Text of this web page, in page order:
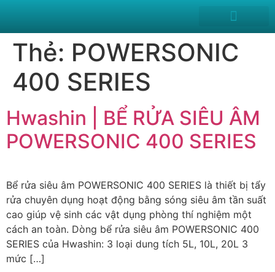
Thẻ: POWERSONIC
400 SERIES
Hwashin | BỂ RỬA SIÊU ÂM
POWERSONIC 400 SERIES
Bể rửa siêu âm POWERSONIC 400 SERIES là thiết bị tẩy
rửa chuyên dụng hoạt động bằng sóng siêu âm tần suất
cao giúp vệ sinh các vật dụng phòng thí nghiệm một
cách an toàn. Dòng bể rửa siêu âm POWERSONIC 400
SERIES của Hwashin: 3 loại dung tích 5L, 10L, 20L 3
mức […]